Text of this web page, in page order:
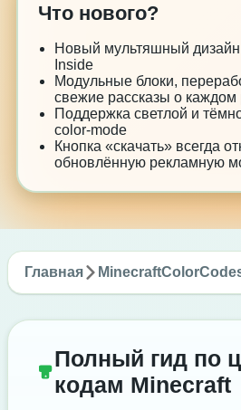
Что нового?
Новый мультяшный дизайн
Inside
Модульные блоки,
свежие рассказы о каждом
Поддержка светлой и
color-mode
Кнопка «скачать» всегда
обновлённую рекламную
Главная
Полный гид по
кодам Minecraft